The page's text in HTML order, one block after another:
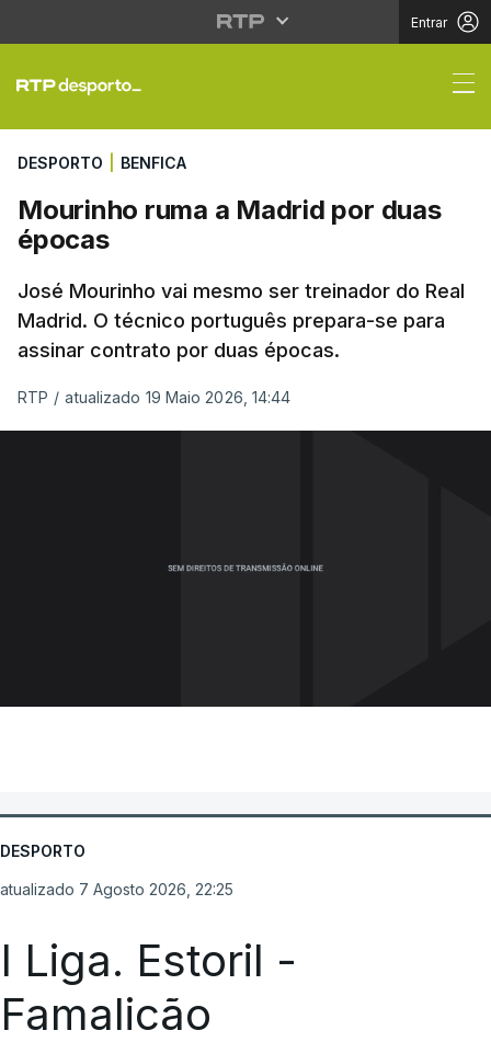
Entrar
Mourinho ruma a
DESPORTO BENFICA
Mourinho ruma a Madrid por duas
épocas
José Mourinho vai mesmo ser treinador do Real
Madrid. O técnico português prepara-se para
assinar contrato por duas épocas.
RTP / atualizado 19 Maio 2026, 14:44
DESPORTO
atualizado 7 Agosto 2026, 22:25
I Liga. Estoril -
Famalicão